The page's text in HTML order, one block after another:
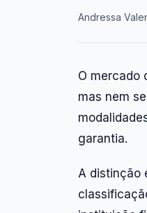
Andressa
O mercado
mas nem
garantia.
A distinção